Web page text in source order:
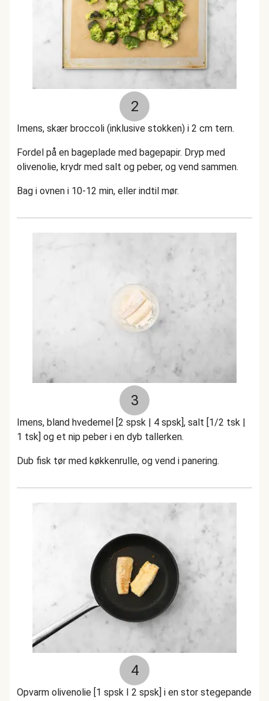
2
Imens, skær broccoli (inklusive stokken) i 2 cm tern.
Fordel på en bageplade med bagepapir. Dryp med
olivenolie, krydr med salt og peber, og vend sammen.
Bag i ovnen i 10-12 min, eller indtil mør.
3
Imens, bland hvedemel [2 spsk | 4 spsk], salt [1/2 tsk |
1 tsk] og et nip peber i en dyb tallerken.
Dub fisk tør med køkkenrulle, og vend i panering.
4
Opvarm olivenolie [1 spsk I 2 spsk] i en stor stegepande